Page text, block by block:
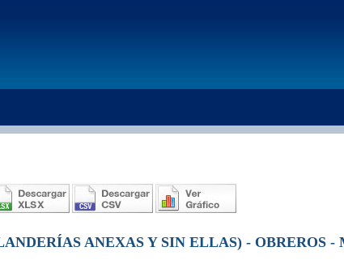
ANEXAS Y SIN ELLAS) - OBREROS -